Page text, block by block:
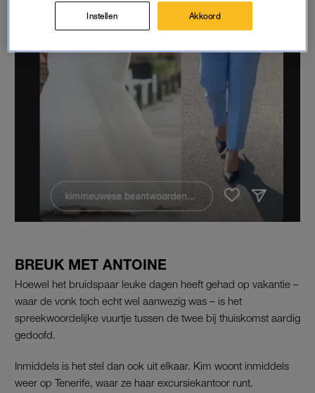
BREUK MET ANTOINE
Hoewel het bruidspaar leuke dagen heeft gehad op vakantie –
waar de vonk toch echt wel aanwezig was – is het
spreekwoordelijke vuurtje tussen de twee bij thuiskomst aardig
gedoofd.
Inmiddels is het stel dan ook uit elkaar. Kim woont inmiddels
weer op Tenerife, waar ze haar excursiekantoor runt.
Instellen Akkoord